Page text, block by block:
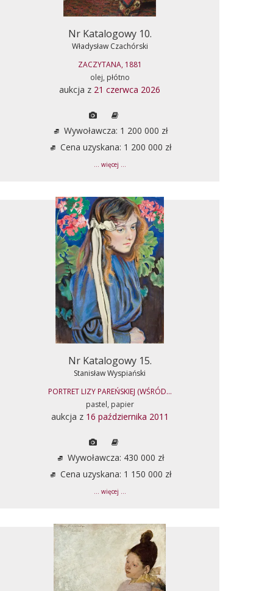
Nr Katalogowy 10.
Władysław Czachórski
ZACZYTANA, 1881
olej, płótno
aukcja z 21 czerwca 2026
Wywoławcza: 1 200 000 zł
Cena uzyskana: 1 200 000 zł
... więcej ...
Nr Katalogowy 15.
Stanisław Wyspiański
PORTRET LIZY PAREŃSKIEJ (WŚRÓD...
pastel, papier
aukcja z 16 października 2011
Wywoławcza: 430 000 zł
Cena uzyskana: 1 150 000 zł
... więcej ...